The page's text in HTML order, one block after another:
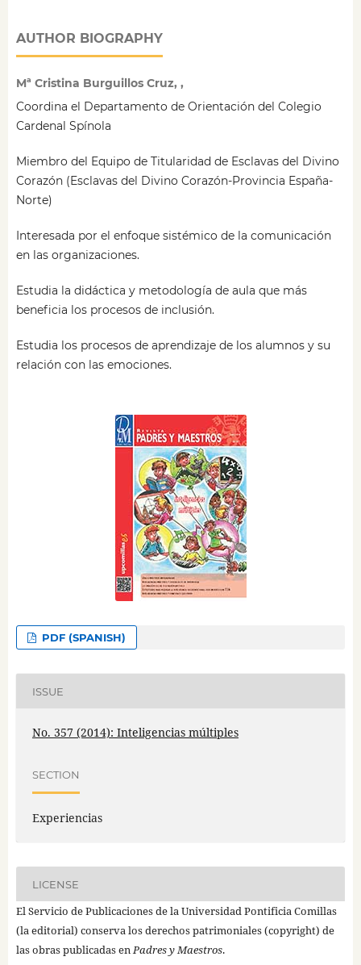
AUTHOR BIOGRAPHY
Mª Cristina Burguillos Cruz, ,
Coordina el Departamento de Orientación del Colegio
Cardenal Spínola
Miembro del Equipo de Titularidad de Esclavas del Divino
Corazón (Esclavas del Divino Corazón-Provincia España-
Norte)
Interesada por el enfoque sistémico de la comunicación
en las organizaciones.
Estudia la didáctica y metodología de aula que más
beneficia los procesos de inclusión.
Estudia los procesos de aprendizaje de los alumnos y su
relación con las emociones.
PDF (SPANISH)
ISSUE
No. 357 (2014): Inteligencias múltiples
SECTION
Experiencias
LICENSE
El Servicio de Publicaciones de la Universidad Pontificia Comillas
(la editorial) conserva los derechos patrimoniales (copyright) de
las obras publicadas enPadres y Maestros.